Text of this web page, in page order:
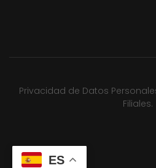
Privacidad de Datos
Filiales.
ES